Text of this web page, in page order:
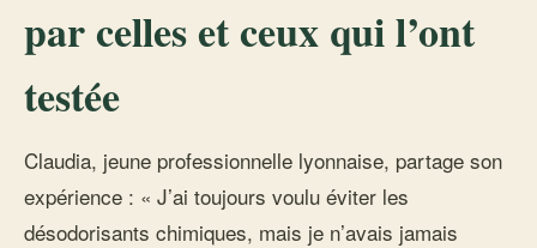
par celles et ceux qui l’ont
testée
Claudia, jeune professionnelle lyonnaise, partage son
expérience : « J’ai toujours voulu éviter les
désodorisants chimiques, mais je n’avais jamais